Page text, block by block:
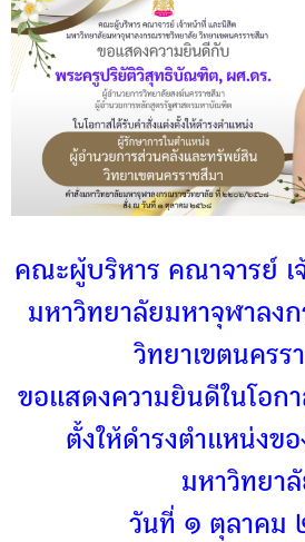
คณะผู้บริหาร คณาจารย์ เ
มหาวิทยาลัยมหาจุฬาลง
วิทยาเขตนครร
ขอแสดงความยินดีในโอก
ตั้งให้ดำรงตำแหน่งข
มหาวิทยา
วันที่ ๑ ตุลาคม